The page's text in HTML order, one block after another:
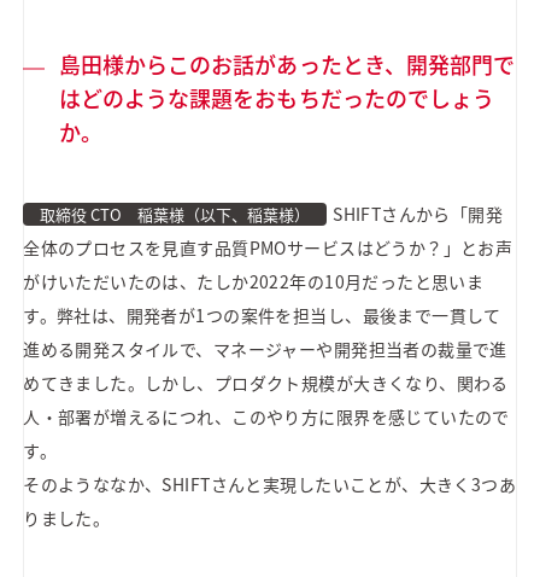
島田様からこのお話があったとき、開発部門で
はどのような課題をおもちだったのでしょう
か。
取締役 CTO 稲葉様（以下、稲葉様）
SHIFTさんから「開発
全体のプロセスを見直す品質PMOサービスはどうか？」とお声
がけいただいたのは、たしか2022年の10月だったと思いま
す。弊社は、開発者が1つの案件を担当し、最後まで一貫して
進める開発スタイルで、マネージャーや開発担当者の裁量で進
めてきました。しかし、プロダクト規模が大きくなり、関わる
人・部署が増えるにつれ、このやり方に限界を感じていたので
す。
そのようななか、SHIFTさんと実現したいことが、大きく3つあ
りました。